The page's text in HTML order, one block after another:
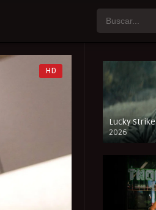
HD
Lucky Strike
2026
FULL HD